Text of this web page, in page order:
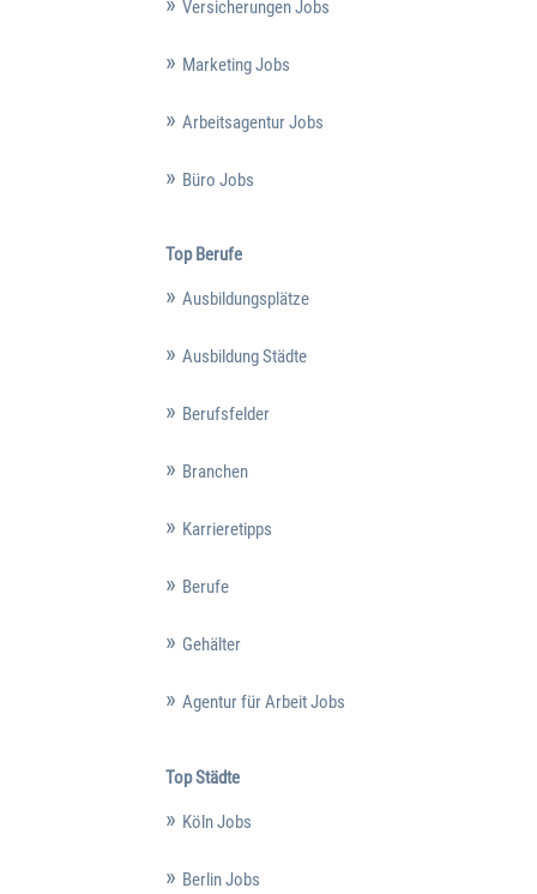
Versicherungen Jobs
Marketing Jobs
Arbeitsagentur Jobs
Büro Jobs
Top Berufe
Ausbildungsplätze
Ausbildung Städte
Berufsfelder
Branchen
Karrieretipps
Berufe
Gehälter
Agentur für Arbeit Jobs
Top Städte
Köln Jobs
Berlin Jobs